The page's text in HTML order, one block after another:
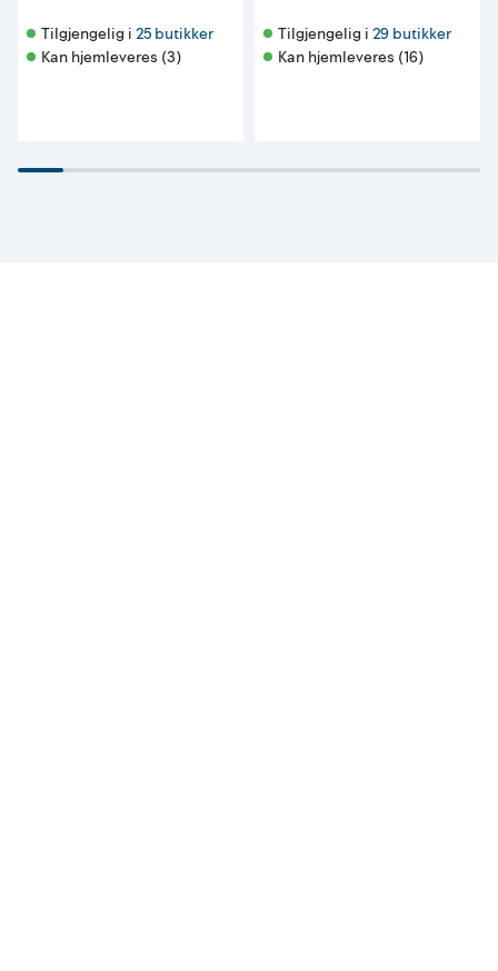
Tilgjengelig i 25 butikker
Kan hjemleveres (3)
Tilgjengelig i 29 butikker
Kan hjemleveres (16)